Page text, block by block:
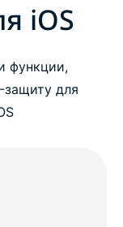
iOS
функции,
для